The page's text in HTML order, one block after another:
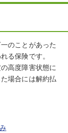
のことがあった
る保険です。
高度障害状態に
場合には解約払